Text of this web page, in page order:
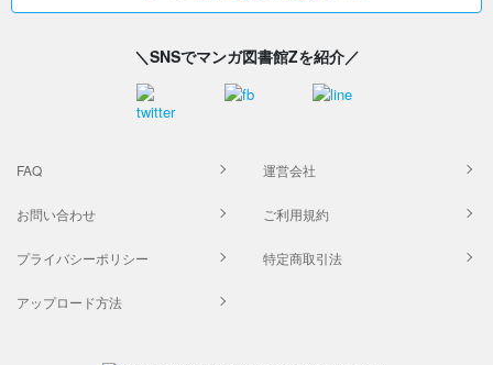
＼SNSでマンガ図書館Zを紹介／
FAQ 運営会社
お問い合わせ ご利用規約
プライバシーポリシー 特定商取引法
アップロード方法